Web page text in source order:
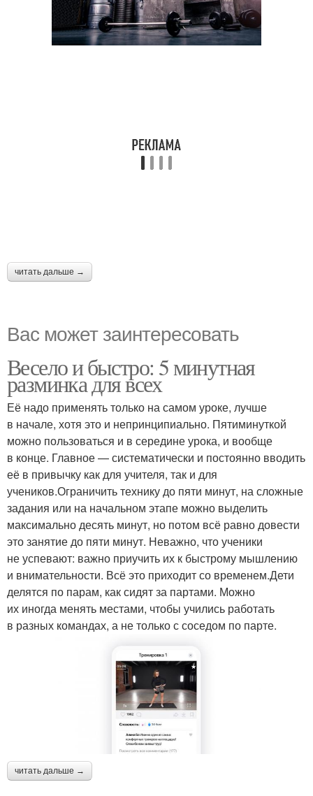
читать дальше →
Вас может заинтересовать
Весело и быстро: 5 минутная
разминка для всех
Её надо применять только на самом уроке, лучше
в начале, хотя это и непринципиально. Пятиминуткой
можно пользоваться и в середине урока, и вообще
в конце. Главное — систематически и постоянно вводить
её в привычку как для учителя, так и для
учеников.Ограничить технику до пяти минут, на сложные
задания или на начальном этапе можно выделить
максимально десять минут, но потом всё равно довести
это занятие до пяти минут. Неважно, что ученики
не успевают: важно приучить их к быстрому мышлению
и внимательности. Всё это приходит со временем.Дети
делятся по парам, как сидят за партами. Можно
их иногда менять местами, чтобы учились работать
в разных командах, а не только с соседом по парте.
читать дальше →